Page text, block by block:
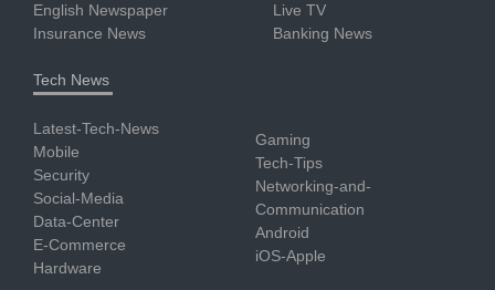
English Newspaper
Insurance News
Live TV
Banking News
Tech News
Latest-Tech-News
Mobile
Security
Social-Media
Data-Center
E-Commerce
Hardware
Gaming
Tech-Tips
Networking-and-
Communication
Android
iOS-Apple